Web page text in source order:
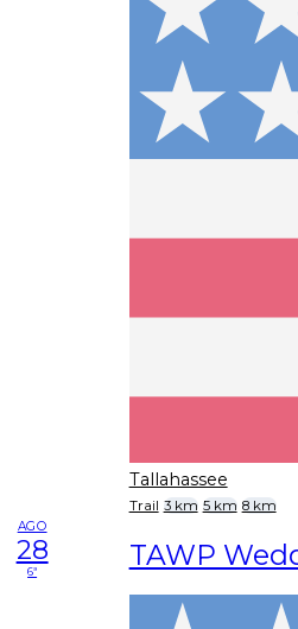
Tallahassee
Trail 3 km 5 km 8 km
AGO
28
6ª TAWP